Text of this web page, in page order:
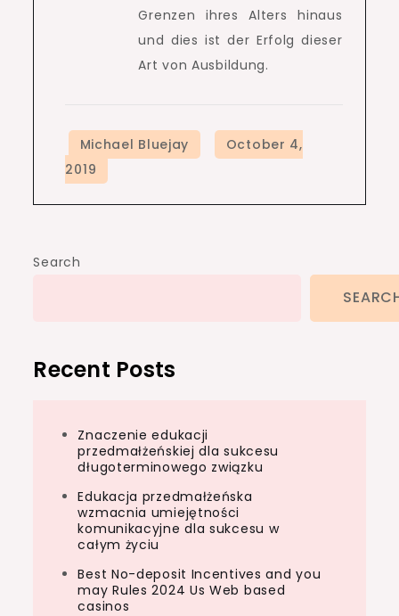
Grenzen ihres Alters hinaus
und dies ist der Erfolg dieser
Art von Ausbildung.
Search
Recent Posts
Znaczenie edukacji
przedmałżeńskiej dla sukcesu
długoterminowego związku
Edukacja przedmałżeńska
wzmacnia umiejętności
komunikacyjne dla sukcesu w
całym życiu
Best No-deposit Incentives and you
may Rules 2024 Us Web based
casinos